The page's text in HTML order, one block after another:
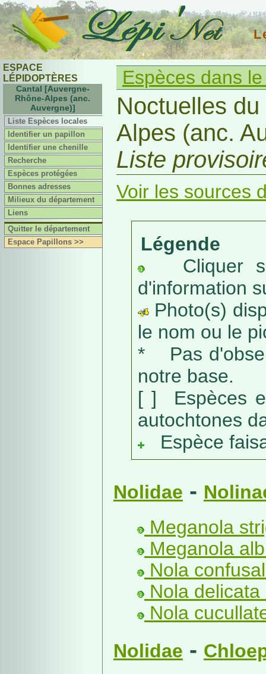
ESPACE
LÉPIDOPTÈRES
Cantal [Auvergne-
Rhône-Alpes (anc.
Auvergne)]
Liste Espèces locales
Identifier un papillon
Identifier une chenille
Recherche
Espèces protégées
Bonnes adresses
Milieux du département
Liens
Quitter le département
Espace Papillons >>
Espèces dans
Noctuelles
Alpes (anc.
Liste
Voir les sources
Légende
Cliquer
d'information
Photo(s)
le nom ou le
* Pas
notre base.
[ ] Espèces
autochtones
Espèce
Nolidae -
Meganola
Meganola
Nola
Nola delicata
Nola
Nolidae -